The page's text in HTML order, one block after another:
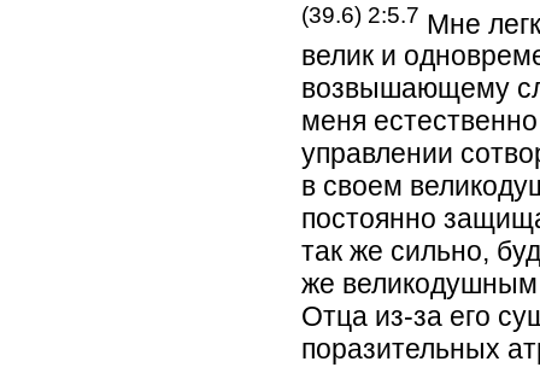
(39.6) 2:5.7 Мне
велик и
возвышающему
меня
управлении
в своем
постоянно
так же сильно,
же
Отца из-за его
поразительных